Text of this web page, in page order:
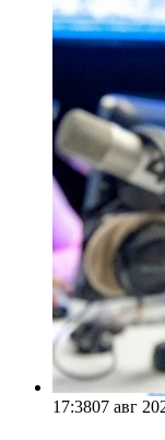
17:3807 авг